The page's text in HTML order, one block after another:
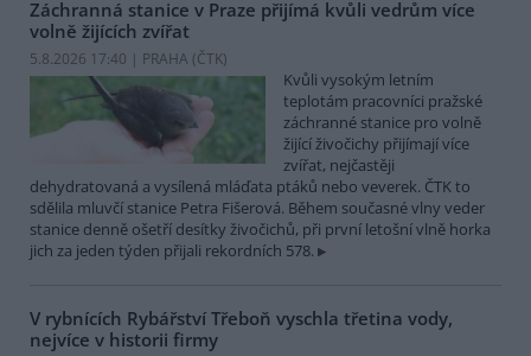
Záchranná stanice v Praze přijímá kvůli vedrům více
volně žijících zvířat
5.8.2026 17:40 | PRAHA (ČTK)
Kvůli vysokým letním
teplotám pracovníci pražské
záchranné stanice pro volně
žijící živočichy přijímají více
zvířat, nejčastěji
dehydratovaná a vysílená mláďata ptáků nebo veverek. ČTK to
sdělila mluvčí stanice Petra Fišerová. Během současné vlny veder
stanice denně ošetří desítky živočichů, při první letošní vlně horka
jich za jeden týden přijali rekordních 578.
V rybnících Rybářství Třeboň vyschla třetina vody,
nejvíce v historii firmy